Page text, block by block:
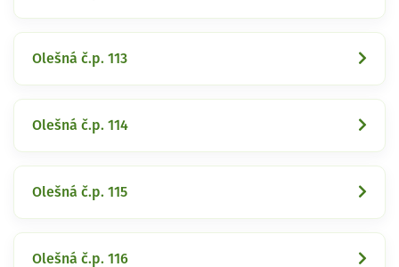
Olešná č.p. 113
Olešná č.p. 114
Olešná č.p. 115
Olešná č.p. 116